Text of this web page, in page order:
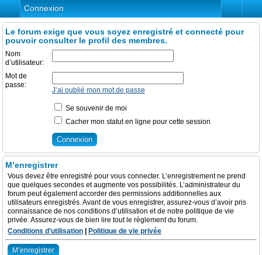
Connexion
Le forum exige que vous soyez enregistré et connecté pour
pouvoir consulter le profil des membres.
Nom
d’utilisateur:
Mot de
passe:
J’ai oublié mon mot de passe
Se souvenir de moi
Cacher mon statut en ligne pour cette session
M’enregistrer
Vous devez être enregistré pour vous connecter. L’enregistrement ne prend
que quelques secondes et augmente vos possibilités. L’administrateur du
forum peut également accorder des permissions additionnelles aux
utilisateurs enregistrés. Avant de vous enregistrer, assurez-vous d’avoir pris
connaissance de nos conditions d’utilisation et de notre politique de vie
privée. Assurez-vous de bien lire tout le règlement du forum.
Conditions d’utilisation
Politique de vie privée
M’enregistrer